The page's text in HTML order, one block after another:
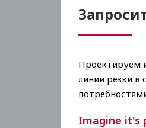
Проектируем
линии резки в
Imagine it's